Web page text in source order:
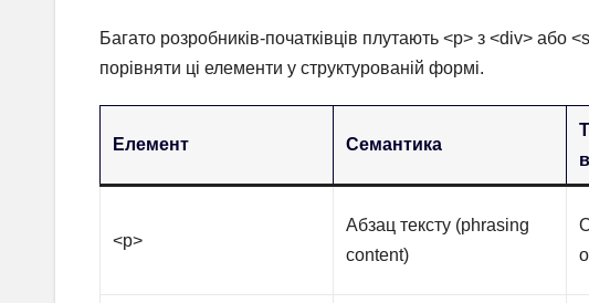
Багато розробників-початківців плутають <p> з <div> або
порівняти ці елементи у структурованій формі.
Елемент Семантика
<p>
Абзац тексту (phrasing
content)